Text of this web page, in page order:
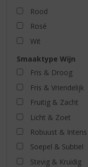
Rood
Rosé
Wit
Smaaktype Wijn
Fris & Droog
Fris & Vriendelijk
Fruitig & Zacht
Licht & Zoet
Robuust & Intens
Soepel & Subtiel
Stevig & Kruidig